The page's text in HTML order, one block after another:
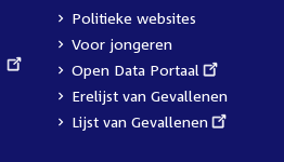
Politieke websites
Voor jongeren
External
link:
Open Data Portaal
Erelijst van Gevallenen
External
Lijst van Gevallenen